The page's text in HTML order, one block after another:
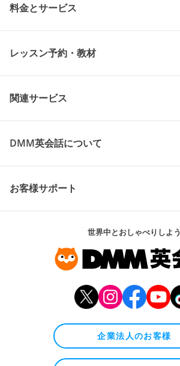
料金とサービス
レッスン予約・教材
関連サービス
DMM英会話について
お客様サポート
世界中とおしゃべりしよう
企業法人のお客様